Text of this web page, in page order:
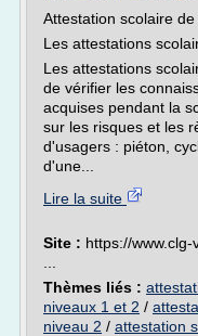
Attestation scolaire
Les attestations
Les attestations
de vérifier les
acquises pendant la
sur les risques et les
d'usagers : piéton,
d'une...
Lire la suite
Site : https://
Thèmes liés :
niveaux 1 et 2 /
niveau 2 / attestation